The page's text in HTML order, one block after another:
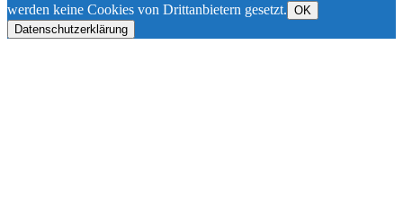
werden keine Cookies von Drittanbietern gesetzt. OK
Datenschutzerklärung